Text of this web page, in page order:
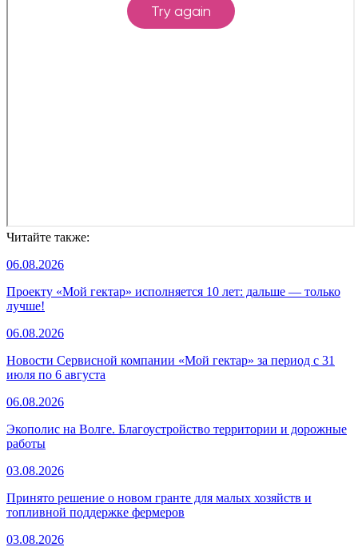
Читайте также:
06.08.2026
Проекту «Мой гектар» исполняется 10 лет: дальше — только
лучше!
06.08.2026
Новости Сервисной компании «Мой гектар» за период с 31
июля по 6 августа
06.08.2026
Экополис на Волге. Благоустройство территории и дорожные
работы
03.08.2026
Принято решение о новом гранте для малых хозяйств и
топливной поддержке фермеров
03.08.2026